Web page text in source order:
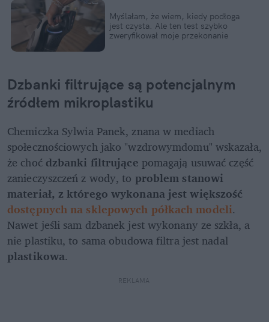
Myślałam, że wiem, kiedy podłoga
jest czysta. Ale ten test szybko
zweryfikował moje przekonanie
Dzbanki filtrujące są potencjalnym
źródłem mikroplastiku
Chemiczka Sylwia Panek, znana w mediach
społecznościowych jako "wzdrowymdomu" wskazała,
że choć dzbanki filtrujące pomagają usuwać część
zanieczyszczeń z wody, to problem stanowi
dostępnych na sklepowych półkach modeli.
Nawet jeśli sam dzbanek jest wykonany ze szkła, a
nie plastiku, to sama obudowa filtra jest nadal
plastikowa.
REKLAMA